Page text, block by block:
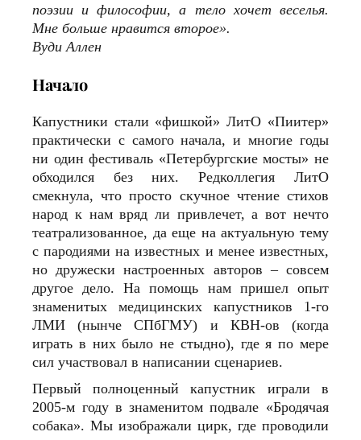
поэзии и философии, а тело хочет веселья.
Мне больше нравится второе».
Вуди Аллен
Начало
Капустники стали «фишкой» ЛитО «Пиитер»
практически с самого начала, и многие годы
ни один фестиваль «Петербургские мосты» не
обходился без них. Редколлегия ЛитО
смекнула, что просто скучное чтение стихов
народ к нам вряд ли привлечет, а вот нечто
театрализованное, да еще на актуальную тему
с пародиями на известных и менее известных,
но дружески настроенных авторов – совсем
другое дело. На помощь нам пришел опыт
знаменитых медицинских капустников 1‑го
ЛМИ (нынче СПбГМУ) и КВН-ов (когда
играть в них было не стыдно), где я по мере
сил участвовал в написании сценариев.
Первый полноценный капустник играли в
2005‑м году в знаменитом подвале «Бродячая
собака». Мы изображали цирк, где проводили